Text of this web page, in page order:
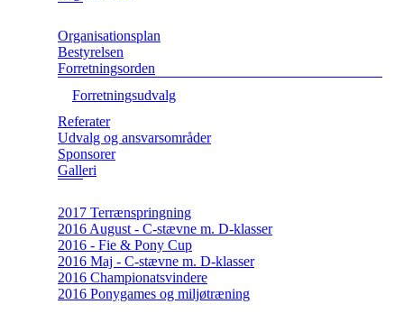
Organisationsplan
Bestyrelsen
Forretningsorden
Forretningsudvalg
Referater
Udvalg og ansvarsområder
Sponsorer
Galleri
2017 Terrænspringning
2016 August - C-stævne m. D-klasser
2016 - Fie & Pony Cup
2016 Maj - C-stævne m. D-klasser
2016 Championatsvindere
2016 Ponygames og miljøtræning